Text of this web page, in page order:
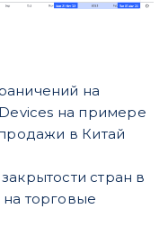
на
на примере
в Китай
стран в
торговые